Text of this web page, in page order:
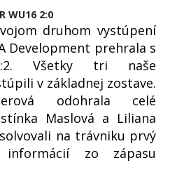
WU16 2:0
druhom vystúpení
Development prehrala s
Všetky tri naše
v základnej zostave.
odohrala celé
Maslová a Liliana
na trávniku prvý
informácií zo zápasu